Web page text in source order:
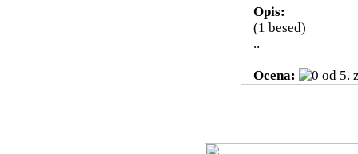
Opis:
(1 besed)
..
Ocena: